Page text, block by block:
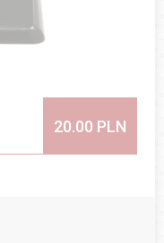
20.00 PLN